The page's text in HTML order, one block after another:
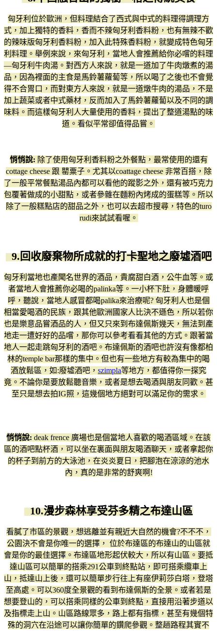
匈牙利位於歐洲，但料理結合了西式與中式的料理得調理方
式，加上獨特的香料，香而不辣匈牙利香料粉，也有無辣不歡
的辣味版匈牙利香料粉，加入此特殊香料粉，就變成特色匈牙
利料理。舉例來說，來匈牙利，當地人會推薦給你必嚐的料理
—匈牙利牛肉湯。對西方人來說，就是一道加了牛肉燉煮的湯
品，因為裡面的主食是馬鈴薯蘿蔔等，所以喝了之後也不會覺
得不合胃口，而對東方人來說，就是一道燉牛肉的湯品，不是
加上蔬菜或者中式藥材，反而加入了馬鈴薯蘿蔔以及不同的調
味料。而這樣匈牙利人大量使用的香料，提出了整道湯點的味
道。看似平常卻值得品嘗。
悄悄說: 除了使用匈牙利香料粉之外餐點，最常使用的還有
cottage cheese 跟 罌粟子。尤其以coattage cheese 非常百搭，除
了一般平常餐點湯品內都可以看他的蹤影之外，還有被巧克力
包覆著做成的小甜點，或者參雜在麵粉內烤成的蛋糕等。所以
除了一般糕點店的甜品之外，也可以去超市搜尋，特色的turo
rudi來試試看喔。
9.回收廢棄物所成就的打卡聖地之廢墟酒吧
匈牙利當地也產聞名世界的酒品，貴腐甜白酒，公牛血等。或
者當地人會推薦你必喝的palinka等。一小杯下肚，身體暖呼
呼，聽說，當地人感冒都喝palika來治療呢? 匈牙利人也是個
相當愛喝酒的民族，跟其他歐洲國家人比決不遜色，所以若你
也是樂意品嘗酒品的人，但又只來到布達佩斯幾天，無法到產
地走一遭好好的品嚐，那你可以參考看看其他的方式。跟著當
地人一起走跳匈牙利的酒吧。布達佩斯的酒吧也許沒有像都柏
林的temple bar那樣的集中。但也有一些地方有較為集中的喝
酒放鬆區，如:廢墟酒吧， szimpla等地方，都值得你一探究
竟。不論你是要放鬆聽音樂，或者是想去喝酒與朋友同歡。甚
至只是想去拍IG照，這幾個地方絕對可以滿足你的需求。
悄悄說: deak frence 廣場也是個當地人喜歡的喝酒區域。在該
區的酒吧點杯酒，可以坐在裏面與朋友喝酒聊天，或者拿起你
的杯子到前方的大泳池，在炎炎夏日，把腳泡在涼涼的池水
內，真的是非常的舒爽啊!
10.漫步森林享受芬多精之布達山區
看膩了市區的景觀，想逃離並有親近大自然的機會?不不不，
公園決不會是你唯一的選擇， 位於布達區的布達山的山區就
會是你的最佳選擇。布達區地形起伏較大，所以有山區。要抵
達山區可以簡單的搭乘291公車到終點站，即可搭乘纜車上
山，抵達山上後，還可以簡單步行往上有座伊莉莎白塔，登塔
至高處。可以360度全景觀的看到布達佩斯的全景。或者若是
想要登山的，可以搭乘同樣的公車到終點，直接用沿著步道以
及指標走上山。山區路線眾多，路上都有指標，甚至有幾個特
殊的洞穴在沿途可以讓你簡單的鑽爬參觀。整趟路程其實不